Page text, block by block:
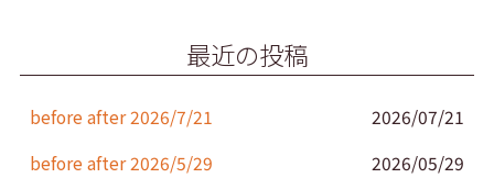
o
k
最近の投稿
before after 2026/7/21
2026/07/21
before after 2026/5/29
2026/05/29